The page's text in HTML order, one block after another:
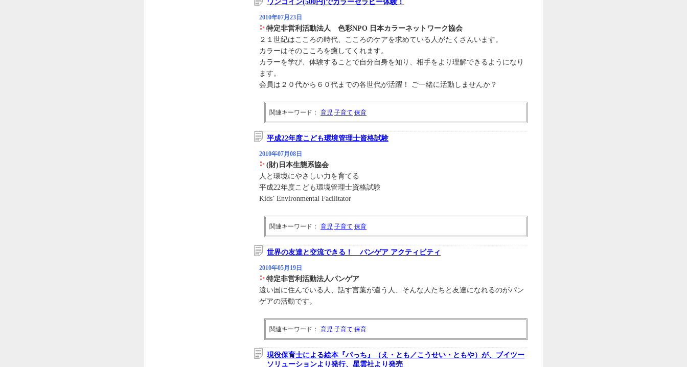
ワンコイン(500円)でカラーセラピー体験！
2010年07月23日
特定非営利活動法人 色彩NPO 日本カラーネットワーク協会
２１世紀はこころの時代、こころのケアを求めている人がたくさんいます。
カラーはそのこころを癒してくれます。
カラーを学び、体験することで自分自身を知り、相手をより理解できるようになり
ます。
会員は２０代から６０代までの各世代が活躍！ ご一緒に活動しませんか？
関連キーワード： 育児 子育て 保育
平成22年度こども環境管理士資格試験
2010年07月08日
(財)日本生態系協会
人と環境にやさしい力を育てる
平成22年度こども環境管理士資格試験
Kids’ Environmental Facilitator
関連キーワード： 育児 子育て 保育
世界の友達と交流できる！ パンゲア アクティビティ
2010年05月19日
特定非営利活動法人パンゲア
遠い国に住んでいる人、話す言葉が違う人、そんな人たちと友達になれるのがパン
ゲアの活動です。
関連キーワード： 育児 子育て 保育
現役保育士による絵本『パっち』（え・とも／こうせい・ともや）が、ブイツー
ソリューションより発行、星雲社より発売